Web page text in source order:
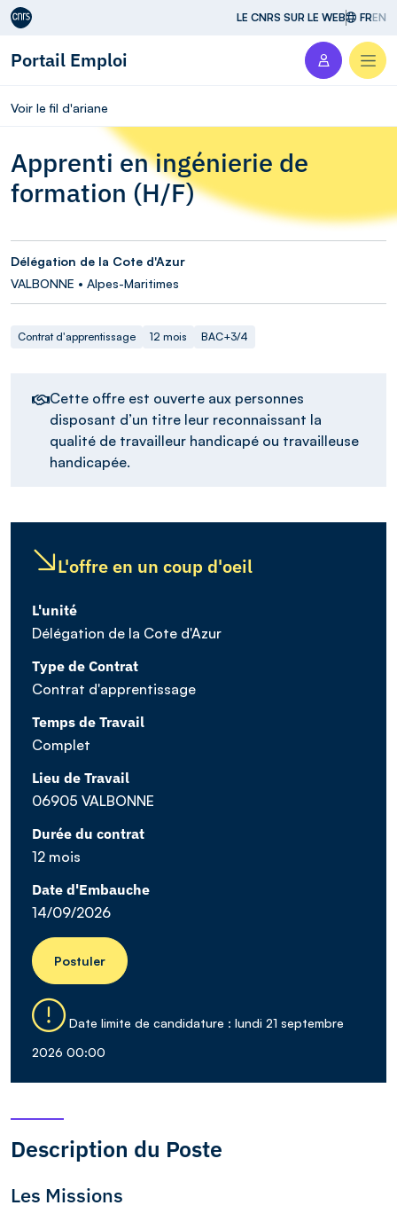
Aller au contenu LE CNRS SUR LE WEB FREN
Portail Emploi
Voir le fil d'ariane
Apprenti en ingénierie de
formation (H/F)
Délégation de la Cote d'Azur
VALBONNE • Alpes-Maritimes
Contrat d'apprentissage 12 mois BAC+3/4
Cette offre est ouverte aux personnes
disposant d’un titre leur reconnaissant la
qualité de travailleur handicapé ou travailleuse
handicapée.
L'offre en un coup d'oeil
L'unité
Délégation de la Cote d'Azur
Type de Contrat
Contrat d'apprentissage
Temps de Travail
Complet
Lieu de Travail
06905 VALBONNE
Durée du contrat
12 mois
Date d'Embauche
14/09/2026
Postuler
Date limite de candidature : lundi 21 septembre
2026 00:00
Description du Poste
Les Missions